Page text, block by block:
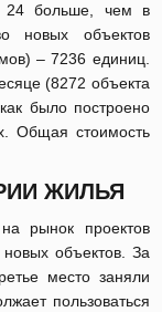
24 больше, чем в
новых объектов
– 7236 единиц.
(8272 объекта
было построено
Общая стоимость
ЖИЛЬЯ
рынок проектов
объектов. За
место заняли
пользоваться